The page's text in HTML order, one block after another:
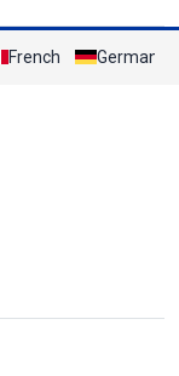
French German